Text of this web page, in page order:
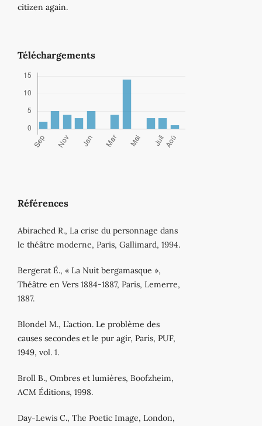
citizen again.
Téléchargements
Références
Abirached R., La crise du personnage dans
le théâtre moderne, Paris, Gallimard, 1994.
Bergerat É., « La Nuit bergamasque »,
Théâtre en Vers 1884-1887, Paris, Lemerre,
1887.
Blondel M., L’action. Le problème des
causes secondes et le pur agir, Paris, PUF,
1949, vol. 1.
Broll B., Ombres et lumières, Boofzheim,
ACM Éditions, 1998.
Day-Lewis C., The Poetic Image, London,